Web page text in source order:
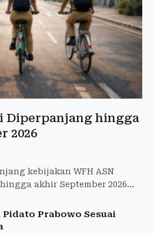
Diperpanjang hingga
2026
kebijakan WFH ASN
akhir September 2026
Prabowo Sesuai